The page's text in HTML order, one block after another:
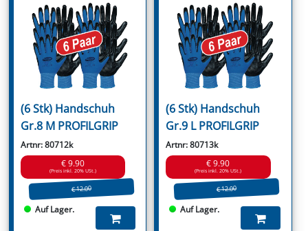
(6 Stk) Handschuh
Gr.8 M PROFILGRIP
Artnr: 80712k
€ 9.90
(Preis inkl. 20% USt.)
€ 12.00
Auf Lager.
(6 Stk) Handschuh
Gr.9 L PROFILGRIP
Artnr: 80713k
€ 9.90
(Preis inkl. 20% USt.)
€ 12.00
Auf Lager.